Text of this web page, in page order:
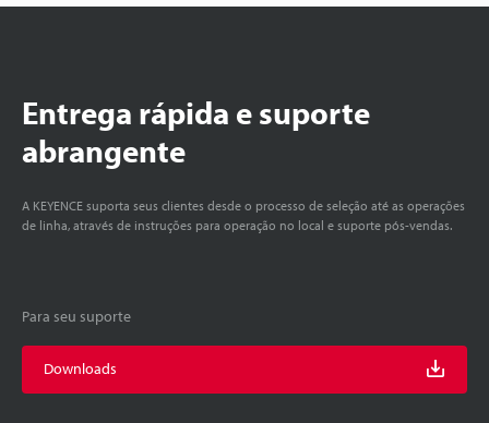
Entrega rápida e suporte
abrangente
A KEYENCE suporta seus clientes desde o processo de seleção até as operações
de linha, através de instruções para operação no local e suporte pós-vendas.
Para seu suporte
Downloads